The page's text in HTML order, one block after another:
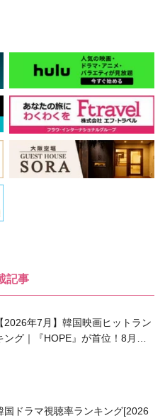
記事
【2026年7月】韓国映画ヒットラン
ング｜『HOPE』が首位！8月公
国ドラマ視聴率ランキング[2026